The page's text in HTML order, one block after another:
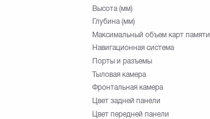
Высота (мм)
Глубина (мм)
Максимальный объем карт памяти
Навигационная система
Порты и разъемы
Тыловая камера
Фронтальная камера
Цвет задней панели
Цвет передней панели